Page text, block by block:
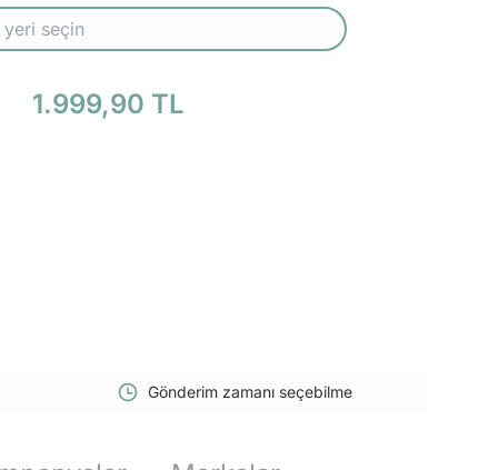
1.999,90 TL
Gönderim zamanı seçebilme